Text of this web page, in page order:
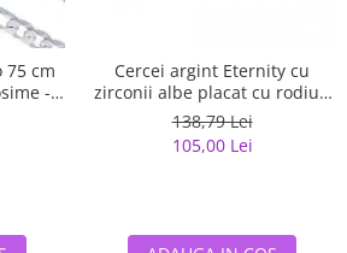
75 cm
-
Cercei argint Eternity cu
zirconii albe placat cu rodiu -
ETU0153
138,79 Lei
105,00 Lei